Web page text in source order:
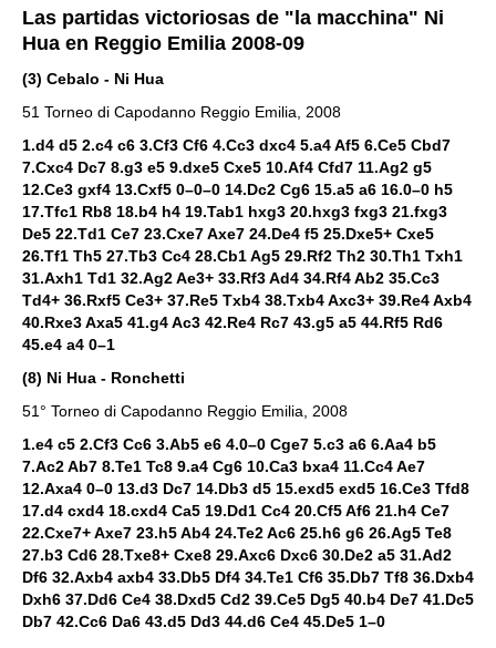
Las partidas victoriosas de "la macchina" Ni
Hua en Reggio Emilia 2008-09
(3) Cebalo - Ni Hua
51 Torneo di Capodanno Reggio Emilia, 2008
1.d4 d5 2.c4 c6 3.Cf3 Cf6 4.Cc3 dxc4 5.a4 Af5 6.Ce5 Cbd7
7.Cxc4 Dc7 8.g3 e5 9.dxe5 Cxe5 10.Af4 Cfd7 11.Ag2 g5
12.Ce3 gxf4 13.Cxf5 0–0–0 14.Dc2 Cg6 15.a5 a6 16.0–0 h5
17.Tfc1 Rb8 18.b4 h4 19.Tab1 hxg3 20.hxg3 fxg3 21.fxg3
De5 22.Td1 Ce7 23.Cxe7 Axe7 24.De4 f5 25.Dxe5+ Cxe5
26.Tf1 Th5 27.Tb3 Cc4 28.Cb1 Ag5 29.Rf2 Th2 30.Th1 Txh1
31.Axh1 Td1 32.Ag2 Ae3+ 33.Rf3 Ad4 34.Rf4 Ab2 35.Cc3
Td4+ 36.Rxf5 Ce3+ 37.Re5 Txb4 38.Txb4 Axc3+ 39.Re4 Axb4
40.Rxe3 Axa5 41.g4 Ac3 42.Re4 Rc7 43.g5 a5 44.Rf5 Rd6
45.e4 a4 0–1
(8) Ni Hua - Ronchetti
51° Torneo di Capodanno Reggio Emilia, 2008
1.e4 c5 2.Cf3 Cc6 3.Ab5 e6 4.0–0 Cge7 5.c3 a6 6.Aa4 b5
7.Ac2 Ab7 8.Te1 Tc8 9.a4 Cg6 10.Ca3 bxa4 11.Cc4 Ae7
12.Axa4 0–0 13.d3 Dc7 14.Db3 d5 15.exd5 exd5 16.Ce3 Tfd8
17.d4 cxd4 18.cxd4 Ca5 19.Dd1 Cc4 20.Cf5 Af6 21.h4 Ce7
22.Cxe7+ Axe7 23.h5 Ab4 24.Te2 Ac6 25.h6 g6 26.Ag5 Te8
27.b3 Cd6 28.Txe8+ Cxe8 29.Axc6 Dxc6 30.De2 a5 31.Ad2
Df6 32.Axb4 axb4 33.Db5 Df4 34.Te1 Cf6 35.Db7 Tf8 36.Dxb4
Dxh6 37.Dd6 Ce4 38.Dxd5 Cd2 39.Ce5 Dg5 40.b4 De7 41.Dc5
Db7 42.Cc6 Da6 43.d5 Dd3 44.d6 Ce4 45.De5 1–0